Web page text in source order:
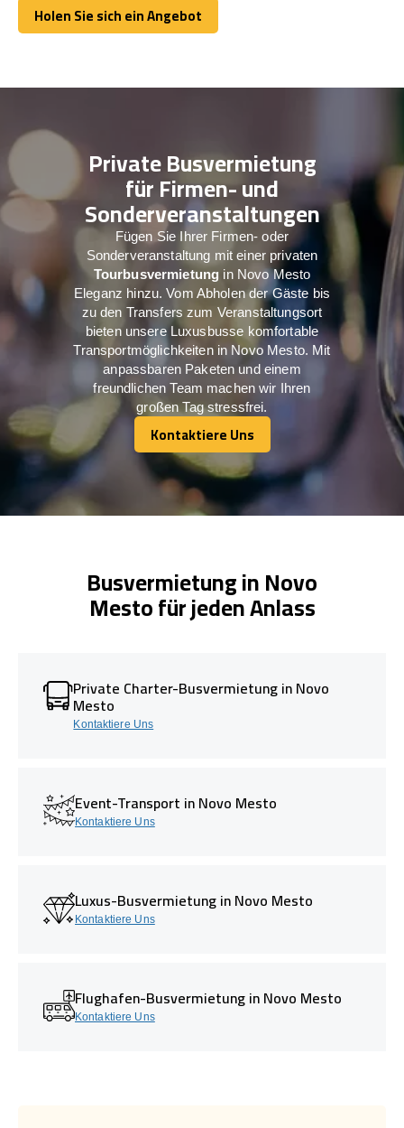
Holen Sie sich ein Angebot
Holen Sie sich ein Angebot
Private Busvermietung
für Firmen- und
Sonderveranstaltungen
Fügen Sie Ihrer Firmen- oder
Sonderveranstaltung mit einer privaten
Tourbusvermietung in Novo Mesto
Eleganz hinzu. Vom Abholen der Gäste bis
zu den Transfers zum Veranstaltungsort
bieten unsere Luxusbusse komfortable
Transportmöglichkeiten in Novo Mesto. Mit
anpassbaren Paketen und einem
freundlichen Team machen wir Ihren
großen Tag stressfrei.
Kontaktiere Uns
Kontaktiere Uns
Busvermietung in Novo
Mesto für jeden Anlass
Private Charter-Busvermietung in Novo
Mesto
Kontaktiere Uns
Event-Transport in Novo Mesto
Kontaktiere Uns
Luxus-Busvermietung in Novo Mesto
Kontaktiere Uns
Flughafen-Busvermietung in Novo Mesto
Kontaktiere Uns